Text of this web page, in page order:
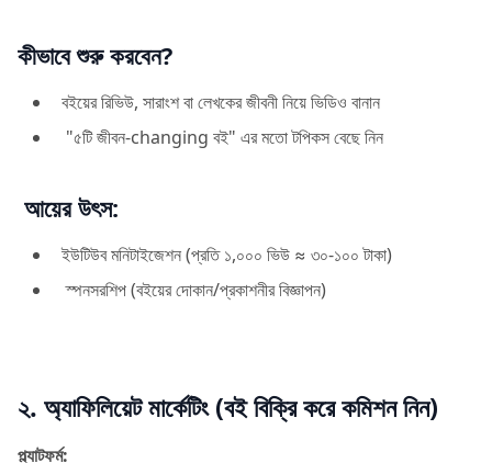
কীভাবে শুরু করবেন?
বইয়ের রিভিউ, সারাংশ বা লেখকের জীবনী নিয়ে ভিডিও বানান
"৫টি জীবন-changing বই" এর মতো টপিকস বেছে নিন
আয়ের উৎস:
ইউটিউব মনিটাইজেশন (প্রতি ১,০০০ ভিউ ≈ ৩০-১০০ টাকা)
স্পনসরশিপ (বইয়ের দোকান/প্রকাশনীর বিজ্ঞাপন)
২. অ্যাফিলিয়েট মার্কেটিং (বই বিক্রি করে কমিশন নিন)
প্ল্যাটফর্ম: